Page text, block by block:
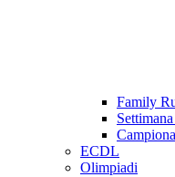
Family
ECDL
Olimpiadi